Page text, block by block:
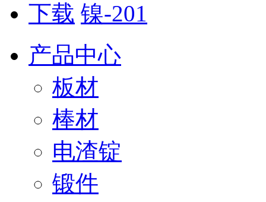
下载 镍-201
产品中心
板材
棒材
电渣锭
锻件